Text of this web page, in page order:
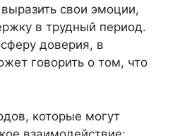
свои эмоции,
в трудный период.
доверия, в
говорить о том, что
которые могут